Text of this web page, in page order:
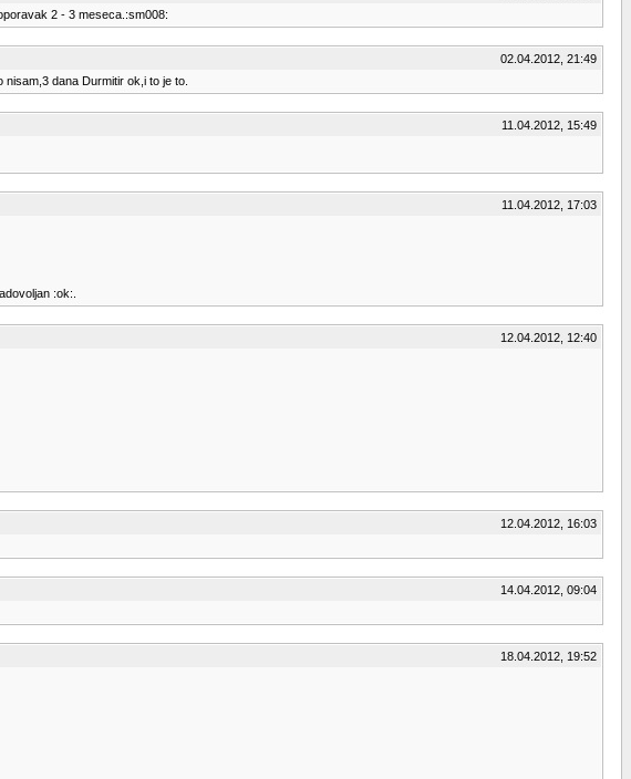
2 - 3 meseca.:sm008:
02.04.2012, 21:49
dana Durmitir ok,i to je to.
11.04.2012, 15:49
11.04.2012, 17:03
:ok:.
12.04.2012, 12:40
12.04.2012, 16:03
14.04.2012, 09:04
18.04.2012, 19:52